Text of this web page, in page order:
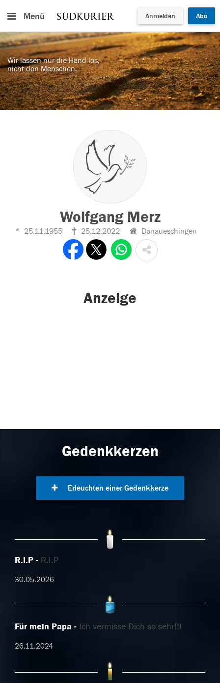
Menü Anmelden Abo
Wir lassen nur die Hand los,
nicht den Menschen.
Wolfgang Merz
25.11.1955 25.12.2022 Donaueschingen
Anzeige
Gedenkkerzen
Erleuchten einer Gedenkkerze
R.I.P R.I.P
30.05.2026
Für mein Papa Ich vermisse Dich so sehr!!!
26.11.2024